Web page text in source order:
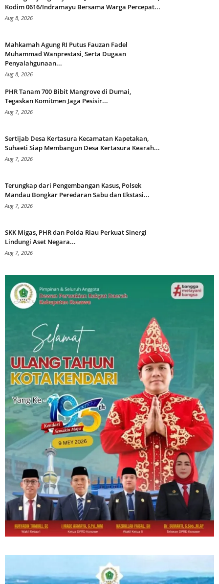
Kodim 0616/Indramayu Bersama Warga Percepat...
Aug 8, 2026
Mahkamah Agung RI Putus Fauzan Fadel
Muhammad Wanprestasi, Serta Dugaan
Penyalahgunaan...
Aug 8, 2026
PHR Tanam 700 Bibit Mangrove di Dumai,
Tegaskan Komitmen Jaga Pesisir...
Aug 7, 2026
Sertijab Desa Kertasura Kecamatan Kapetakan,
Suhaeti Siap Membangun Desa Kertasura Kearah...
Aug 7, 2026
Terungkap dari Pengembangan Kasus, Polsek
Mandau Bongkar Peredaran Sabu dan Ekstasi...
Aug 7, 2026
SKK Migas, PHR dan Polda Riau Perkuat Sinergi
Lindungi Aset Negara...
Aug 7, 2026